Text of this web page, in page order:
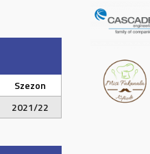
Szezon
2021/22